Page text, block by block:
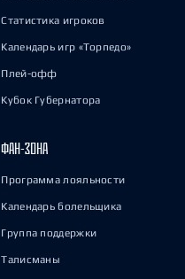
Статистика игроков
Календарь игр «Торпедо»
Плей-офф
Кубок Губернатора
ФАН-ЗОНА
Программа лояльности
Календарь болельщика
Группа поддержки
Талисманы